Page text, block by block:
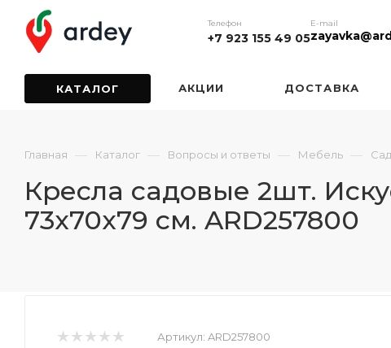
Телефон
+7 923 155 49 05
E-mail
КАТАЛОГ АКЦИИ ДОСТАВКА
Главная — Каталог — Вопросы и ответы — Мебель —
Кресла садовые 2шт.
73х70х79 см. ARD257800
Артикул: ARD257800